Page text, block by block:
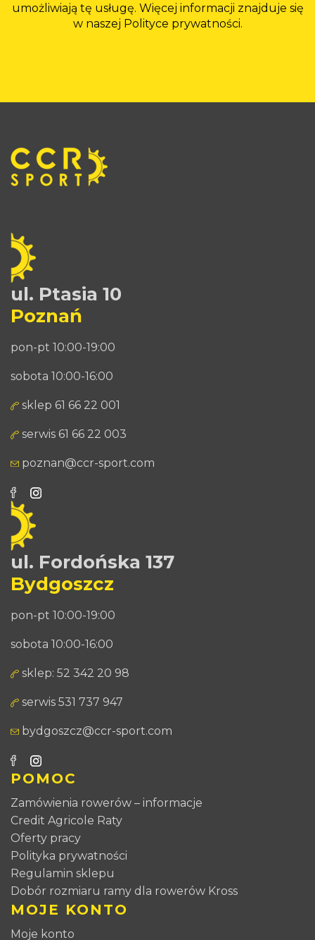
umożliwiają tę usługę. Więcej informacji znajduje się
w naszej Polityce prywatności.
ul. Ptasia 10
Poznań
pon-pt 10:00-19:00
sobota 10:00-16:00
sklep 61 66 22 001
serwis 61 66 22 003
poznan@ccr-sport.com
ul. Fordońska 137
Bydgoszcz
pon-pt 10:00-19:00
sobota 10:00-16:00
sklep: 52 342 20 98
serwis 531 737 947
bydgoszcz@ccr-sport.com
POMOC
Zamówienia rowerów – informacje
Credit Agricole Raty
Oferty pracy
Polityka prywatności
Regulamin sklepu
Dobór rozmiaru ramy dla rowerów Kross
MOJE KONTO
Moje konto